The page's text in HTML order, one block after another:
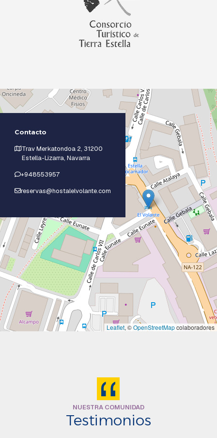
Contacto
Trav Merkatondoa 2, 31200
Estella-Lizarra, Navarra
+948553957
reservas@hostalelvolante.com
Leaflet, ©OpenStreetMapcolaboradores
NUESTRA COMUNIDAD
Testimonios